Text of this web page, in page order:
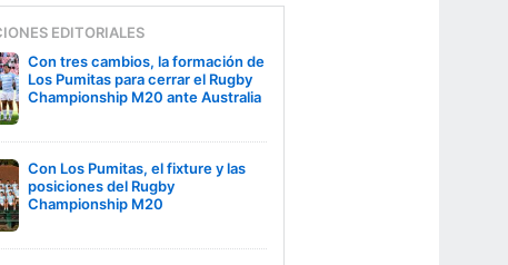
EDITORIALES
Con tres cambios, la formación de
Los Pumitas para cerrar el Rugby
Championship M20 ante Australia
Con Los Pumitas, el fixture y las
posiciones del Rugby
Championship M20